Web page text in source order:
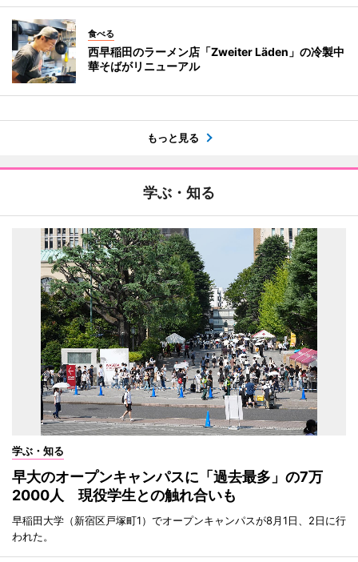
食べる
西早稲田のラーメン店「Zweiter Läden」の冷製中
華そばがリニューアル
もっと見る
学ぶ・知る
学ぶ・知る
早大のオープンキャンパスに「過去最多」の7万
2000人 現役学生との触れ合いも
早稲田大学（新宿区戸塚町1）でオープンキャンパスが8月1日、2日に行
われた。